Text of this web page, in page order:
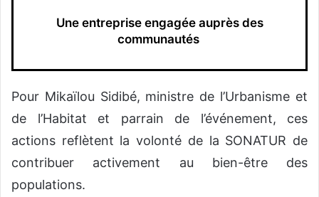
Une entreprise engagée auprès des
communautés
Pour Mikaïlou Sidibé, ministre de l’Urbanisme et
de l’Habitat et parrain de l’événement, ces
actions reflètent la volonté de la SONATUR de
contribuer activement au bien-être des
populations.